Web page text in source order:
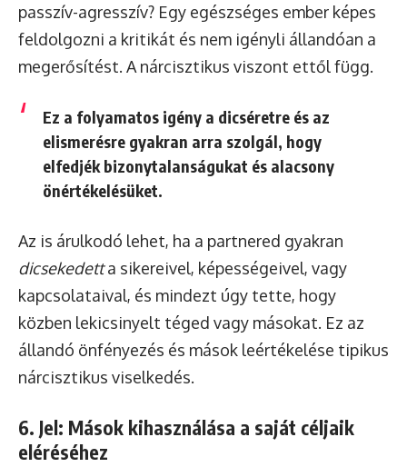
passzív-agresszív? Egy egészséges ember képes
feldolgozni a kritikát és nem igényli állandóan a
megerősítést. A nárcisztikus viszont ettől függ.
Ez a folyamatos igény a dicséretre és az
elismerésre gyakran arra szolgál, hogy
elfedjék bizonytalanságukat és alacsony
önértékelésüket.
Az is árulkodó lehet, ha a partnered gyakran
dicsekedetta sikereivel, képességeivel, vagy
kapcsolataival, és mindezt úgy tette, hogy
közben lekicsinyelt téged vagy másokat. Ez az
állandó önfényezés és mások leértékelése tipikus
nárcisztikus viselkedés.
6. Jel: Mások kihasználása a saját céljaik
eléréséhez